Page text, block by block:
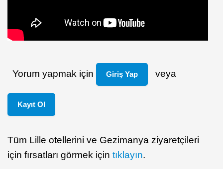
Yorum yapmak için Giriş Yap veya
Kayıt Ol
Tüm Lille otellerini ve Gezimanya ziyaretçileri
için fırsatları görmek için tıklayın.